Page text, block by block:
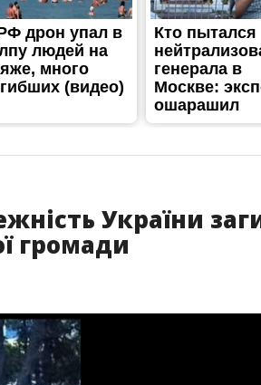
України
громади